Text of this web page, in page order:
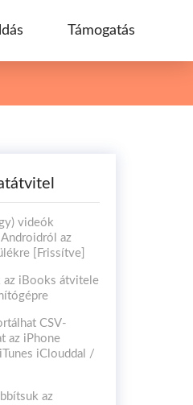
Támogatás
videók
az
[Frissítve]
az iBooks átvitele
CSV-
az iPhone
iClouddal /
az